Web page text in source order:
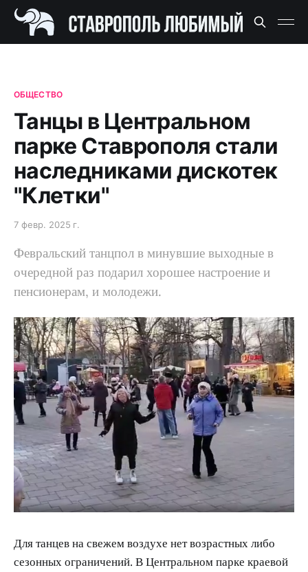
ОБЩЕСТВО
Танцы в Центральном
парке Ставрополя стали
наследниками дискотек
"Клетки"
7 февр. 2025 г.
Февральский танцпол в минувшие выходные в
очередной раз подарил хорошее настроение и
пенсионерам, и молодежи.
Для танцев на свежем воздухе нет возрастных либо
сезонных ограничений. В Центральном парке краевой